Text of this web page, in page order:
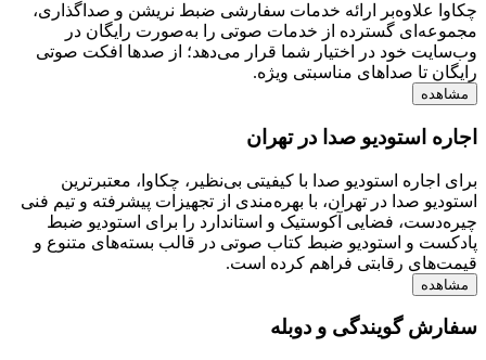
چکاوا علاوه‌بر ارائه خدمات سفارشی ضبط نریشن و صداگذاری،
مجموعه‌ای گسترده از خدمات صوتی را به‌صورت رایگان در
وب‌سایت خود در اختیار شما قرار می‌دهد؛ از صدها افکت صوتی
رایگان تا صداهای مناسبتی ویژه.
مشاهده
اجاره استودیو صدا در تهران
برای اجاره استودیو صدا با کیفیتی بی‌نظیر، چکاوا، معتبرترین
استودیو صدا در تهران، با بهره‌مندی از تجهیزات پیشرفته و تیم فنی
چیره‌دست، فضایی آکوستیک و استاندارد را برای استودیو ضبط
پادکست و استودیو ضبط کتاب صوتی در قالب بسته‌های متنوع و
قیمت‌های رقابتی فراهم کرده است.
مشاهده
سفارش گویندگی و دوبله